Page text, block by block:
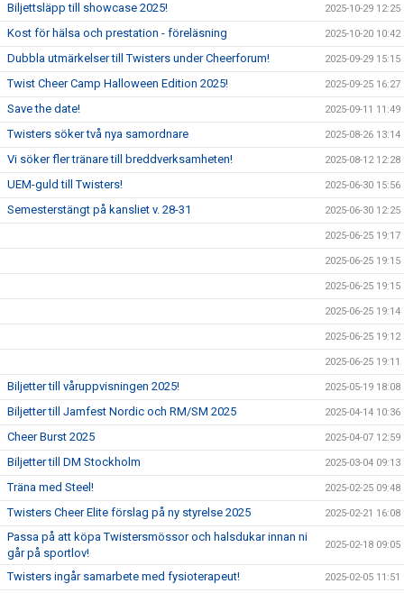
Biljettsläpp till showcase 2025! 2025-10-29 12:25
Kost för hälsa och prestation - föreläsning 2025-10-20 10:42
Dubbla utmärkelser till Twisters under Cheerforum! 2025-09-29 15:15
Twist Cheer Camp Halloween Edition 2025! 2025-09-25 16:27
Save the date! 2025-09-11 11:49
Twisters söker två nya samordnare 2025-08-26 13:14
Vi söker fler tränare till breddverksamheten! 2025-08-12 12:28
UEM-guld till Twisters! 2025-06-30 15:56
Semesterstängt på kansliet v. 28-31 2025-06-30 12:25
2025-06-25 19:17
2025-06-25 19:15
2025-06-25 19:15
2025-06-25 19:14
2025-06-25 19:12
2025-06-25 19:11
Biljetter till våruppvisningen 2025! 2025-05-19 18:08
Biljetter till Jamfest Nordic och RM/SM 2025 2025-04-14 10:36
Cheer Burst 2025 2025-04-07 12:59
Biljetter till DM Stockholm 2025-03-04 09:13
Träna med Steel! 2025-02-25 09:48
Twisters Cheer Elite förslag på ny styrelse 2025 2025-02-21 16:08
Passa på att köpa Twistersmössor och halsdukar innan ni
går på sportlov!
2025-02-18 09:05
Twisters ingår samarbete med fysioterapeut! 2025-02-05 11:51